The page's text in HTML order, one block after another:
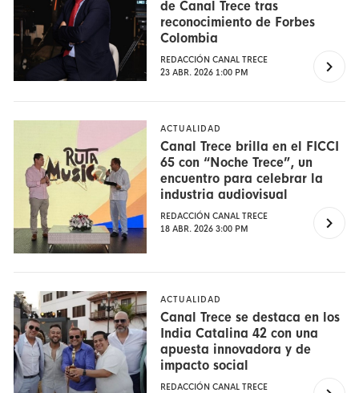
de Canal Trece tras
reconocimiento de Forbes
Colombia
REDACCIÓN CANAL TRECE
23 ABR. 2026 1:00 PM
ACTUALIDAD
Canal Trece brilla en el FICCI
65 con “Noche Trece”, un
encuentro para celebrar la
industria audiovisual
REDACCIÓN CANAL TRECE
18 ABR. 2026 3:00 PM
ACTUALIDAD
Canal Trece se destaca en los
India Catalina 42 con una
apuesta innovadora y de
impacto social
REDACCIÓN CANAL TRECE